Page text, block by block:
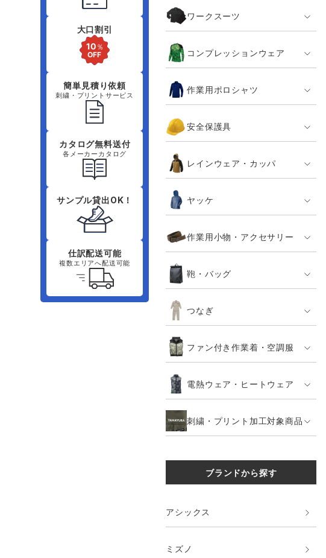
大口割引
簡単見積り依頼
刺繍・プリントサービス
カタログ無料送付
各メーカーカタログ
サンプル貸出OK！
仕訳配送可能
複数エリアへ配送可能
ワークスーツ
コンプレッションウェア
作業用ポロシャツ
安全保護具
レインウェア・カッパ
ヤッケ
作業用小物・アクセサリー
鞄・バッグ
つなぎ
ファン付き作業着・空調服
電熱ウェア・ヒートウェア
刺繍・プリント加工対象商品
ブランドから探す
アシックス
ミズノ